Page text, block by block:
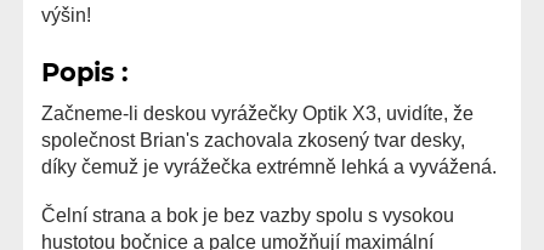
výšin!
Popis :
Začneme-li deskou vyrážečky Optik X3, uvidíte, že
společnost Brian's zachovala zkosený tvar desky,
díky čemuž je vyrážečka extrémně lehká a vyvážená.
Čelní strana a bok je bez vazby spolu s vysokou
hustotou bočnice a palce umožňují maximální